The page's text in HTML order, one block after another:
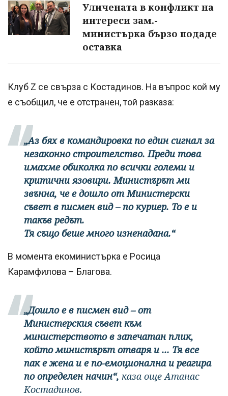
Уличената в конфликт на
интереси зам.-
министърка бързо подаде
оставка
Клуб Z се свърза с Костадинов. На въпрос кой му
е съобщил, че е отстранен, той разказа:
„Аз бях в командировка по един сигнал за
незаконно строителство. Преди това
имахме обиколка по всички големи и
критични язовири. Министърът ми
звънна, че е дошло от Министерски
съвет в писмен вид – по куриер. То е и
такъв редът.
Тя също беше много изненадана.“
В момента екоминистърка е Росица
Карамфилова – Благова.
„Дошло е в писмен вид – от
Министерския съвет към
министерството в запечатан плик,
който министърът отваря и ... Тя все
пак е жена и е по-емоционална и реагира
по определен начин“, каза още Атанас
Костадинов.